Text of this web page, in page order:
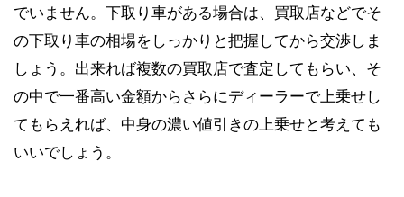
でいません。下取り車がある場合は、買取店などでそ
の下取り車の相場をしっかりと把握してから交渉しま
しょう。出来れば複数の買取店で査定してもらい、そ
の中で一番高い金額からさらにディーラーで上乗せし
てもらえれば、中身の濃い値引きの上乗せと考えても
いいでしょう。